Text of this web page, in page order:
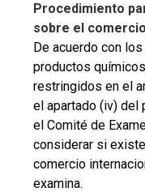
Procedimiento
sobre el
De acuerdo con
productos
restringidos en el
el apartado (iv) del
el Comité de
considerar si
comercio
examina.